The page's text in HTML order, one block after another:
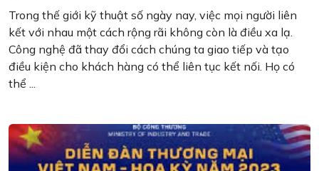
Trong thế giới kỹ thuật số ngày nay, việc mọi người liên
kết với nhau một cách rộng rãi không còn là điều xa lạ.
Công nghệ đã thay đổi cách chúng ta giao tiếp và tạo
điều kiện cho khách hàng có thể liên tục kết nối. Họ có
thể ...